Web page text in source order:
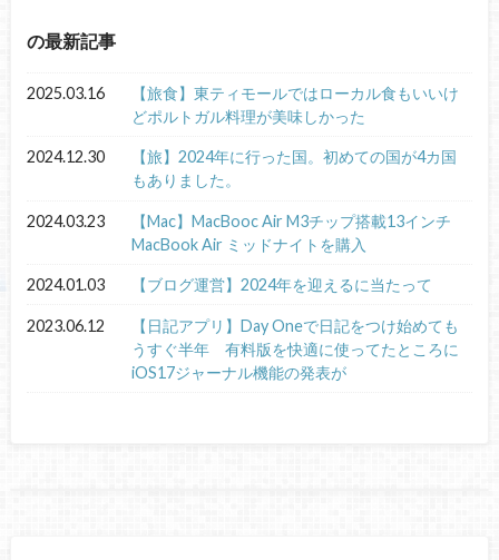
の最新記事
2025.03.16
【旅食】東ティモールではローカル食もいいけ
どポルトガル料理が美味しかった
2024.12.30
【旅】2024年に行った国。初めての国が4カ国
もありました。
2024.03.23
【Mac】MacBooc Air M3チップ搭載13インチ
MacBook Air ミッドナイトを購入
2024.01.03 【ブログ運営】2024年を迎えるに当たって
2023.06.12
【日記アプリ】Day Oneで日記をつけ始めても
うすぐ半年 有料版を快適に使ってたところに
iOS17ジャーナル機能の発表が